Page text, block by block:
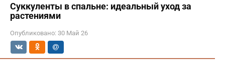
Суккуленты в спальне: идеальный уход за
растениями
Опубликовано: 30 Май 26